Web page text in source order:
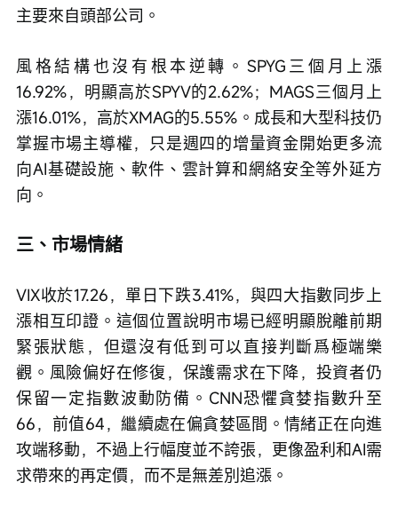
主要來自頭部公司。
風格結構也沒有根本逆轉。SPYG三個月上漲
16.92%，明顯高於SPYV的2.62%；MAGS三個月上
漲16.01%，高於XMAG的5.55%。成長和大型科技仍
掌握市場主導權，只是週四的增量資金開始更多流
向AI基礎設施、軟件、雲計算和網絡安全等外延方
向。
三、市場情緒
VIX收於17.26，單日下跌3.41%，與四大指數同步上
漲相互印證。這個位置說明市場已經明顯脫離前期
緊張狀態，但還沒有低到可以直接判斷爲極端樂
觀。風險偏好在修復，保護需求在下降，投資者仍
保留一定指數波動防備。CNN恐懼貪婪指數升至
66，前值64，繼續處在偏貪婪區間。情緒正在向進
攻端移動，不過上行幅度並不誇張，更像盈利和AI需
求帶來的再定價，而不是無差別追漲。